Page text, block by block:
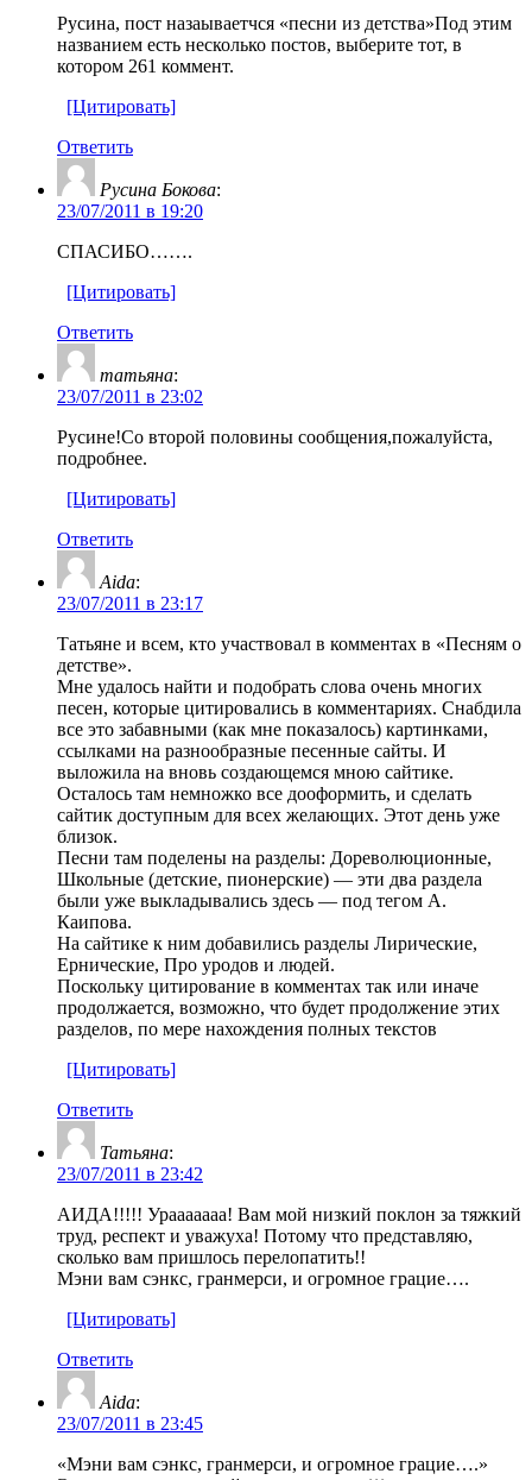
Русина, пост назаываетчся «песни из детства»Под этим
названием есть несколько постов, выберите тот, в
котором 261 коммент.
[Цитировать]
Ответить
Русина Бокова:
23/07/2011 в 19:20
СПАСИБО…….
[Цитировать]
Ответить
татьяна:
23/07/2011 в 23:02
Русине!Со второй половины сообщения,пожалуйста,
подробнее.
[Цитировать]
Ответить
Aida:
23/07/2011 в 23:17
Татьяне и всем, кто участвовал в комментах в «Песням о
детстве».
Мне удалось найти и подобрать слова очень многих
песен, которые цитировались в комментариях. Снабдила
все это забавными (как мне показалось) картинками,
ссылками на разнообразные песенные сайты. И
выложила на вновь создающемся мною сайтике.
Осталось там немножко все дооформить, и сделать
сайтик доступным для всех желающих. Этот день уже
близок.
Песни там поделены на разделы: Дореволюционные,
Школьные (детские, пионерские) — эти два раздела
были уже выкладывались здесь — под тегом А.
Каипова.
На сайтике к ним добавились разделы Лирические,
Ернические, Про уродов и людей.
Поскольку цитирование в комментах так или иначе
продолжается, возможно, что будет продолжение этих
разделов, по мере нахождения полных текстов
[Цитировать]
Ответить
Татьяна:
23/07/2011 в 23:42
АИДА!!!!! Урааааааа! Вам мой низкий поклон за тяжкий
труд, респект и уважуха! Потому что представляю,
сколько вам пришлось перелопатить!!
Мэни вам сэнкс, гранмерси, и огромное грацие….
[Цитировать]
Ответить
Aida:
23/07/2011 в 23:45
«Мэни вам сэнкс, гранмерси, и огромное грацие….»